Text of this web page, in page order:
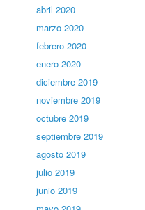
abril 2020
marzo 2020
febrero 2020
enero 2020
diciembre 2019
noviembre 2019
octubre 2019
septiembre 2019
agosto 2019
julio 2019
junio 2019